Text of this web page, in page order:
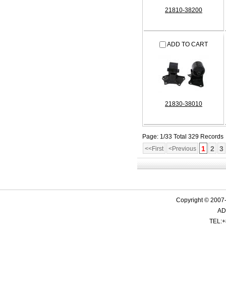
21810-38200
ADD TO CART
21830-38010
Page: 1/33 Total 329 Records
<<First
<Previous 1 2 3
Copyright ©